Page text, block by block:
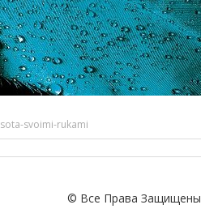
svoimi-rukami
© Все Права Защищены